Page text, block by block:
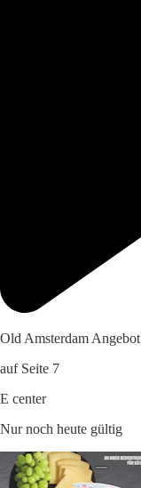
Old Amsterdam Angebot
auf Seite 7
E center
Nur noch heute gültig